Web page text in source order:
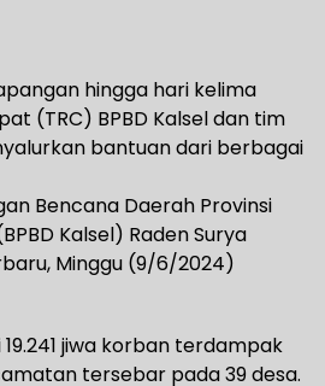
hingga hari kelima
(TRC) BPBD Kalsel dan tim
bantuan dari berbagai
Bencana Daerah Provinsi
Kalsel) Raden Surya
Minggu (9/6/2024)
jiwa korban terdampak
tersebar pada 39 desa.